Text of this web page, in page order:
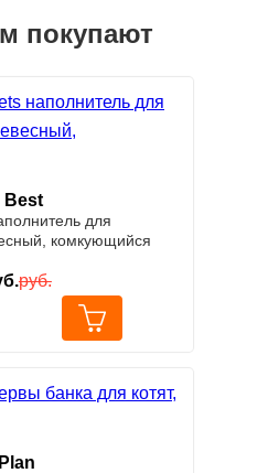
покупают
Best
для
комкующийся
руб.